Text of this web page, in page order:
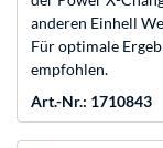
anderen Einhell
Für optimale
empfohlen.
Art.-Nr.: 1710843